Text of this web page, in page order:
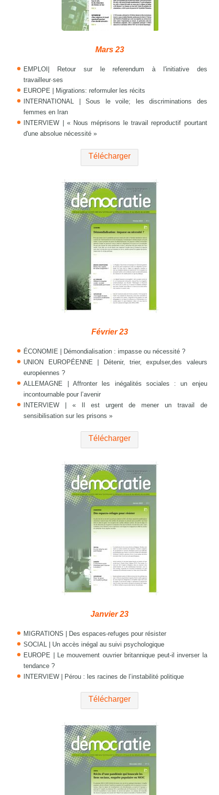
Mars 23
EMPLOI| Retour sur le referendum à l'initiative des
travailleur·ses
EUROPE | Migrations: reformuler les récits
INTERNATIONAL | Sous le voile; les discriminations des
femmes en Iran
INTERVIEW | « Nous méprisons le travail reproductif pourtant
d'une absolue nécessité »
Télécharger
Février 23
ÉCONOMIE | Démondialisation : impasse ou nécessité ?
UNION EUROPÉENNE | Détenir, trier, expulser,des valeurs
européennes ?
ALLEMAGNE | Affronter les inégalités sociales : un enjeu
incontournable pour l’avenir
INTERVIEW | « Il est urgent de mener un travail de
sensibilisation sur les prisons »
Télécharger
Janvier 23
MIGRATIONS | Des espaces-refuges pour résister
SOCIAL | Un accès inégal au suivi psychologique
EUROPE | Le mouvement ouvrier britannique peut-il inverser la
tendance ?
INTERVIEW | Pérou : les racines de l’instabilité politique
Télécharger